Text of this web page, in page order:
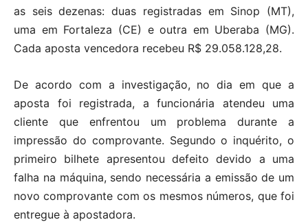
as seis dezenas: duas registradas em Sinop (MT),
uma em Fortaleza (CE) e outra em Uberaba (MG).
Cada aposta vencedora recebeu R$ 29.058.128,28.
De acordo com a investigação, no dia em que a
aposta foi registrada, a funcionária atendeu uma
cliente que enfrentou um problema durante a
impressão do comprovante. Segundo o inquérito, o
primeiro bilhete apresentou defeito devido a uma
falha na máquina, sendo necessária a emissão de um
novo comprovante com os mesmos números, que foi
entregue à apostadora.